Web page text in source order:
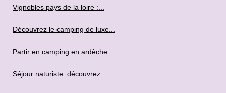
Vignobles pays de la loire :...
Découvrez le camping de luxe...
Partir en camping en ardèche...
Séjour naturiste: découvrez...